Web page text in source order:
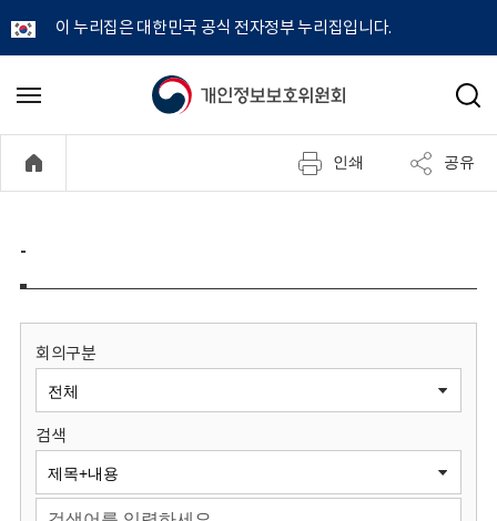
이 누리집은 대한민국 공식 전자정부 누리집입니다.
개
정
보
원
회
메
기
검
인쇄 공유
-
회의구분
검색